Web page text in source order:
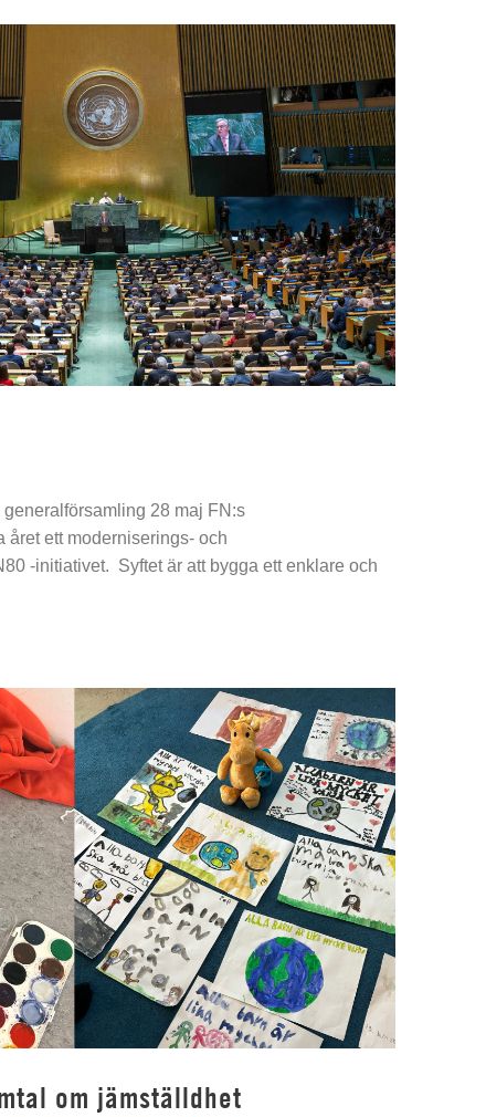
28 maj FN:s
året ett moderniserings- och
-initiativet. Syftet är att bygga ett enklare och
om jämställdhet